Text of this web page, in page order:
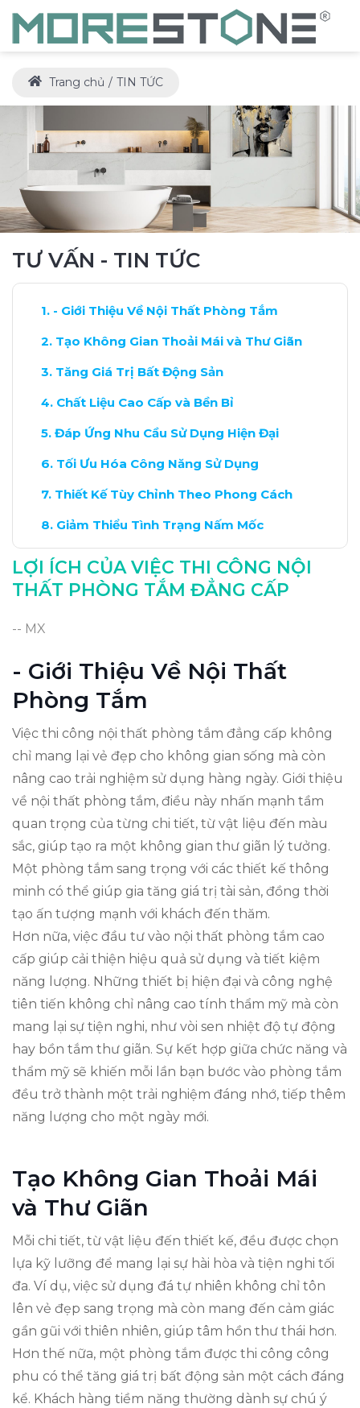
Trang chủ TIN TỨC
TƯ VẤN - TIN TỨC
- Giới Thiệu Về Nội Thất Phòng Tắm
Tạo Không Gian Thoải Mái và Thư Giãn
Tăng Giá Trị Bất Động Sản
Chất Liệu Cao Cấp và Bền Bỉ
Đáp Ứng Nhu Cầu Sử Dụng Hiện Đại
Tối Ưu Hóa Công Năng Sử Dụng
Thiết Kế Tùy Chỉnh Theo Phong Cách
Giảm Thiểu Tình Trạng Nấm Mốc
Bảo Trì Dễ Dàng và Tiết Kiệm
Kết Luận: Đầu Tư Xứng Đáng Cho Phòng
LỢI ÍCH CỦA VIỆC THI CÔNG NỘI
THẤT PHÒNG TẮM ĐẲNG CẤP
-- MX
- Giới Thiệu Về Nội Thất
Phòng Tắm
Việc thi công nội thất phòng tắm đẳng cấp không
chỉ mang lại vẻ đẹp cho không gian sống mà còn
nâng cao trải nghiệm sử dụng hàng ngày. Giới thiệu
về nội thất phòng tắm, điều này nhấn mạnh tầm
quan trọng của từng chi tiết, từ vật liệu đến màu
sắc, giúp tạo ra một không gian thư giãn lý tưởng.
Một phòng tắm sang trọng với các thiết kế thông
minh có thể giúp gia tăng giá trị tài sản, đồng thời
tạo ấn tượng mạnh với khách đến thăm.
Hơn nữa, việc đầu tư vào nội thất phòng tắm cao
cấp giúp cải thiện hiệu quả sử dụng và tiết kiệm
năng lượng. Những thiết bị hiện đại và công nghệ
tiên tiến không chỉ nâng cao tính thẩm mỹ mà còn
mang lại sự tiện nghi, như vòi sen nhiệt độ tự động
hay bồn tắm thư giãn. Sự kết hợp giữa chức năng và
thẩm mỹ sẽ khiến mỗi lần bạn bước vào phòng tắm
đều trở thành một trải nghiệm đáng nhớ, tiếp thêm
năng lượng cho một ngày mới.
Tạo Không Gian Thoải Mái
và Thư Giãn
Mỗi chi tiết, từ vật liệu đến thiết kế, đều được chọn
lựa kỹ lưỡng để mang lại sự hài hòa và tiện nghi tối
đa. Ví dụ, việc sử dụng đá tự nhiên không chỉ tôn
lên vẻ đẹp sang trọng mà còn mang đến cảm giác
gần gũi với thiên nhiên, giúp tâm hồn thư thái hơn.
Hơn thế nữa, một phòng tắm được thi công công
phu có thể tăng giá trị bất động sản một cách đáng
kể. Khách hàng tiềm năng thường dành sự chú ý